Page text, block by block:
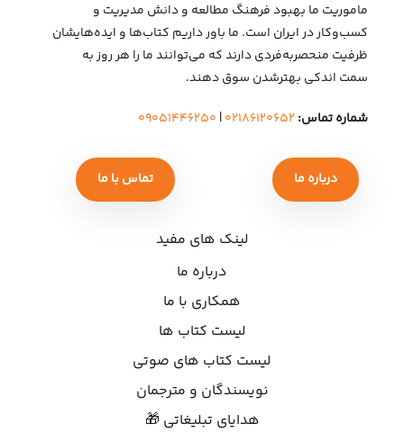
ماموریت ما بهبود فرهنگ مطالعه و دانش مدیریت و
کسب‌وکار در ایران است. ما باور داریم کتاب‌ها و ایده‌هایشان
ظرفیت منحصربه‌فردی دارند که می‌توانند ما را هر روز به
سمت اندکی بهتر‌شدن سوق دهند.
شماره تماس: ۰۲۱۸۶۱۲۰۶۵۲| ۰۹۰۵۱۴۴۶۲۵۰
درباره ما تماس با ما
لینک های مفید
درباره ما
همکاری با ما
لیست کتاب ها
لیست کتاب های صوتی
نویسندگان و مترجمان
هدایای تبلیغاتی 🎁